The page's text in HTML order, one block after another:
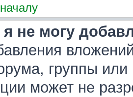
не могу
группы или
может не